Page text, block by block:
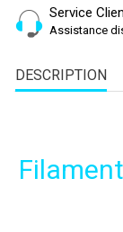
Service
Assistance
DESCRIPTION